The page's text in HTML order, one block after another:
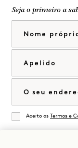
Seja o primeiro a
De acordo
Aceito os Termos e